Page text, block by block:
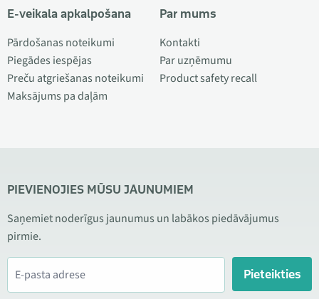
E-veikala apkalpošana
Pārdošanas noteikumi
Piegādes iespējas
Preču atgriešanas noteikumi
Maksājums pa daļām
Par mums
Kontakti
Par uzņēmumu
Product safety recall
PIEVIENOJIES MŪSU JAUNUMIEM
Saņemiet noderīgus jaunumus un labākos piedāvājumus
pirmie.
Pieteikties